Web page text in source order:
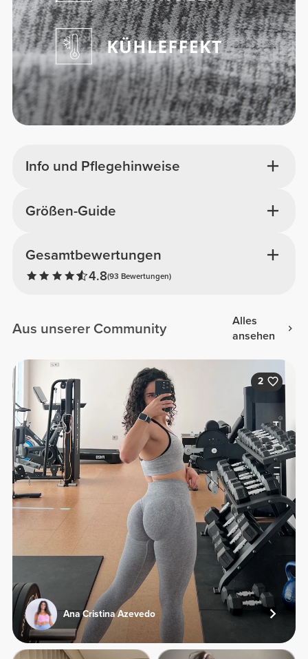
Info und Pflegehinweise
Gesamtbewertungen
4.8(93 Bewertungen)
Größen-Guide
Aus unserer Community
Alles
ansehen
2
Ana Cristina Azevedo